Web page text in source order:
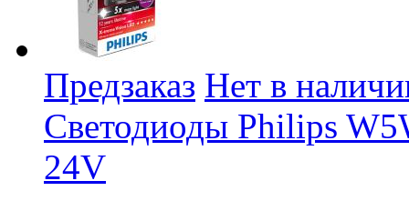
Предзаказ Нет в
Светодиоды Philips
24V